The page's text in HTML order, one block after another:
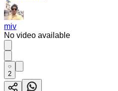
miv
No video available
2